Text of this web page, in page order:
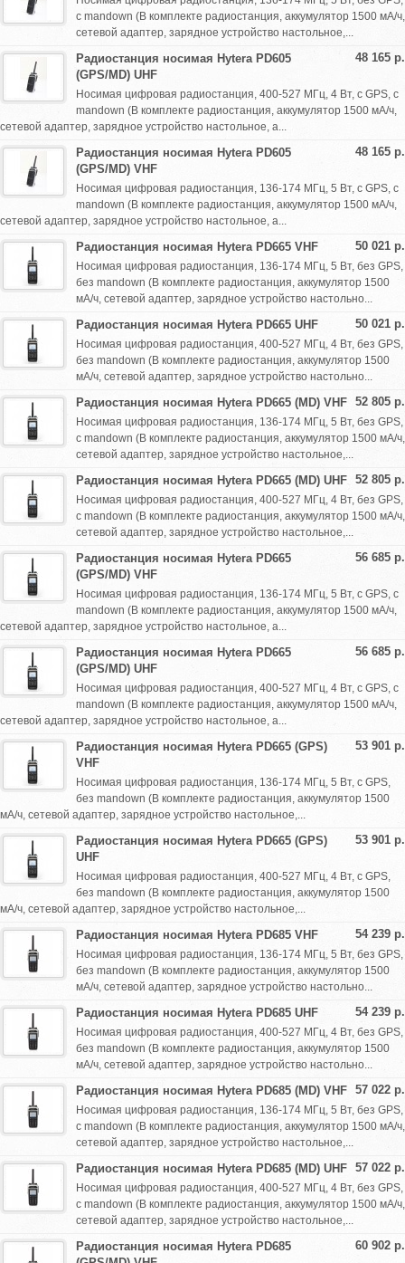
с mandown (В комплекте радиостанция, аккумулятор 1500 мА/ч,
сетевой адаптер, зарядное устройство настольное,...
48 165 р.
Радиостанция носимая Hytera PD605
(GPS/MD) UHF
Носимая цифровая радиостанция, 400-527 МГц, 4 Вт, с GPS, с
mandown (В комплекте радиостанция, аккумулятор 1500 мА/ч,
сетевой адаптер, зарядное устройство настольное, а...
48 165 р.
Радиостанция носимая Hytera PD605
(GPS/MD) VHF
Носимая цифровая радиостанция, 136-174 МГц, 5 Вт, с GPS, с
mandown (В комплекте радиостанция, аккумулятор 1500 мА/ч,
сетевой адаптер, зарядное устройство настольное, а...
50 021 р.
Радиостанция носимая Hytera PD665 VHF
Носимая цифровая радиостанция, 136-174 МГц, 5 Вт, без GPS,
без mandown (В комплекте радиостанция, аккумулятор 1500
мА/ч, сетевой адаптер, зарядное устройство настольно...
50 021 р.
Радиостанция носимая Hytera PD665 UHF
Носимая цифровая радиостанция, 400-527 МГц, 4 Вт, без GPS,
без mandown (В комплекте радиостанция, аккумулятор 1500
мА/ч, сетевой адаптер, зарядное устройство настольно...
52 805 р.
Радиостанция носимая Hytera PD665 (MD) VHF
Носимая цифровая радиостанция, 136-174 МГц, 5 Вт, без GPS,
с mandown (В комплекте радиостанция, аккумулятор 1500 мА/ч,
сетевой адаптер, зарядное устройство настольное,...
52 805 р.
Радиостанция носимая Hytera PD665 (MD) UHF
Носимая цифровая радиостанция, 400-527 МГц, 4 Вт, без GPS,
с mandown (В комплекте радиостанция, аккумулятор 1500 мА/ч,
сетевой адаптер, зарядное устройство настольное,...
56 685 р.
Радиостанция носимая Hytera PD665
(GPS/MD) VHF
Носимая цифровая радиостанция, 136-174 МГц, 5 Вт, с GPS, с
mandown (В комплекте радиостанция, аккумулятор 1500 мА/ч,
сетевой адаптер, зарядное устройство настольное, а...
56 685 р.
Радиостанция носимая Hytera PD665
(GPS/MD) UHF
Носимая цифровая радиостанция, 400-527 МГц, 4 Вт, с GPS, с
mandown (В комплекте радиостанция, аккумулятор 1500 мА/ч,
сетевой адаптер, зарядное устройство настольное, а...
53 901 р.
Радиостанция носимая Hytera PD665 (GPS)
VHF
Носимая цифровая радиостанция, 136-174 МГц, 5 Вт, с GPS,
без mandown (В комплекте радиостанция, аккумулятор 1500
мА/ч, сетевой адаптер, зарядное устройство настольное,...
53 901 р.
Радиостанция носимая Hytera PD665 (GPS)
UHF
Носимая цифровая радиостанция, 400-527 МГц, 4 Вт, с GPS,
без mandown (В комплекте радиостанция, аккумулятор 1500
мА/ч, сетевой адаптер, зарядное устройство настольное,...
54 239 р.
Радиостанция носимая Hytera PD685 VHF
Носимая цифровая радиостанция, 136-174 МГц, 5 Вт, без GPS,
без mandown (В комплекте радиостанция, аккумулятор 1500
мА/ч, сетевой адаптер, зарядное устройство настольно...
54 239 р.
Радиостанция носимая Hytera PD685 UHF
Носимая цифровая радиостанция, 400-527 МГц, 4 Вт, без GPS,
без mandown (В комплекте радиостанция, аккумулятор 1500
мА/ч, сетевой адаптер, зарядное устройство настольно...
57 022 р.
Радиостанция носимая Hytera PD685 (MD) VHF
Носимая цифровая радиостанция, 136-174 МГц, 5 Вт, без GPS,
с mandown (В комплекте радиостанция, аккумулятор 1500 мА/ч,
сетевой адаптер, зарядное устройство настольное,...
57 022 р.
Радиостанция носимая Hytera PD685 (MD) UHF
Носимая цифровая радиостанция, 400-527 МГц, 4 Вт, без GPS,
с mandown (В комплекте радиостанция, аккумулятор 1500 мА/ч,
сетевой адаптер, зарядное устройство настольное,...
60 902 р.
Радиостанция носимая Hytera PD685